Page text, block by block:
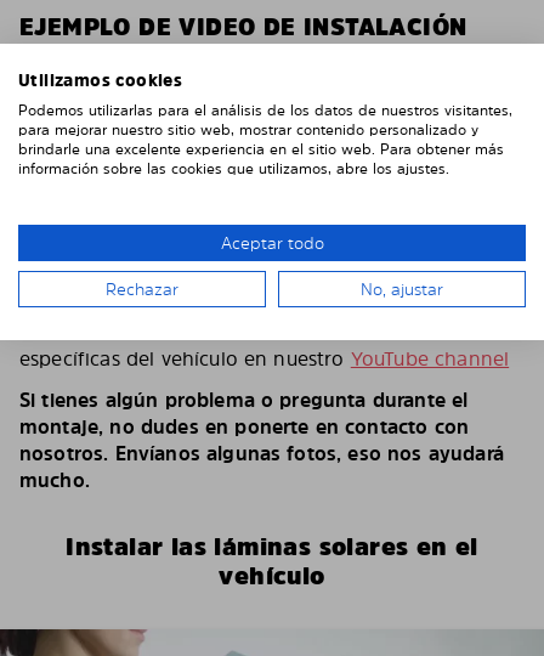
EJEMPLO DE VIDEO DE INSTALACIÓN
No tienes que ir al taller para instalar los paneles. En
la mayoría de los casos no necesitarás ninguna
herramienta.
En la mayoría de los vehículos, tú mismo puedes
ver en el video.
Según el número de láminas y el vehículo, puedes
tardar entre 15 y 30 minutos.
específicas del vehículo en nuestro YouTube channel
Si tienes algún problema o pregunta durante el
montaje, no dudes en ponerte en contacto con
nosotros. Envíanos algunas fotos, eso nos ayudará
mucho.
Instalar las láminas solares en el
vehículo
Utilizamos cookies
Podemos utilizarlas para el análisis de los datos de nuestros visitantes,
para mejorar nuestro sitio web, mostrar contenido personalizado y
brindarle una excelente experiencia en el sitio web. Para obtener más
información sobre las cookies que utilizamos, abre los ajustes.
Aceptar todo
Rechazar No, ajustar